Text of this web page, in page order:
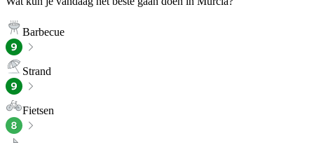
Barbecue
Strand
Fietsen